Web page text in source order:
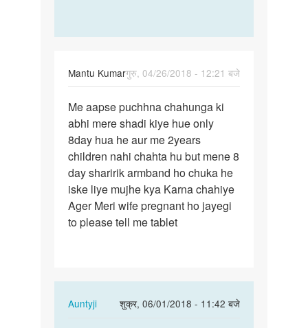
Mantu Kumarगुरु, 04/26/2018 - 12:21 बजे
Me
aapse
puchhna
chahunga
ki…
Me aapse puchhna chahunga ki
abhi mere shadi kiye hue only
8day hua he aur me 2years
children nahi chahta hu but mene 8
day sharirik armband ho chuka he
iske liye mujhe kya Karna chahiye
Ager Meri wife pregnant ho jayegi
to please tell me tablet
Auntyji
शुक्र, 06/01/2018 - 11:42 बजे
In